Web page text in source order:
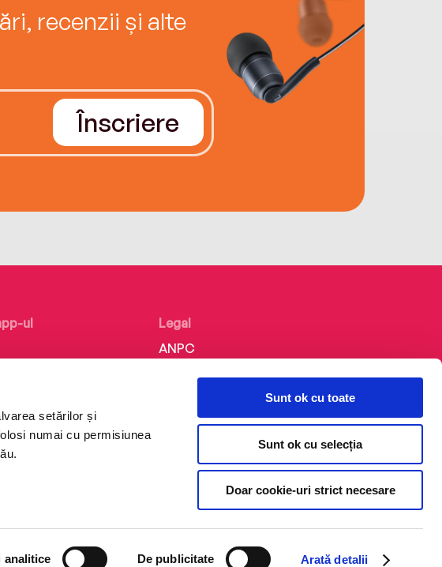
setărilor și
numai cu permisiunea
analitice De publicitate Arată detalii
Sunt ok cu toate
Sunt ok cu selecția
Doar cookie-uri strict necesare
recenzii și alte
Înscriere
ul
Legal
ANPC
Politica de confidențialitate
Termeni și condiții